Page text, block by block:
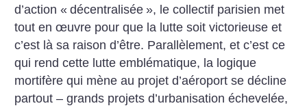
d’action « décentralisée », le collectif parisien met
tout en œuvre pour que la lutte soit victorieuse et
c’est là sa raison d’être. Parallèlement, et c’est ce
qui rend cette lutte emblématique, la logique
mortifère qui mène au projet d’aéroport se décline
partout – grands projets d’urbanisation échevelée,